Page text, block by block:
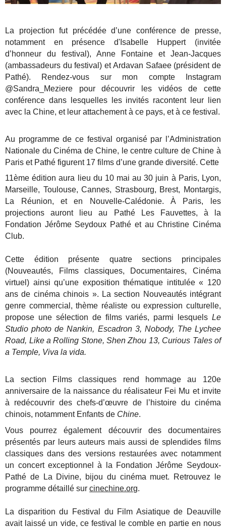
La projection fut précédée d’une conférence de presse,
notamment en présence d'Isabelle Huppert (invitée
d’honneur du festival), Anne Fontaine et Jean-Jacques
(ambassadeurs du festival) et Ardavan Safaee (président de
Pathé). Rendez-vous sur mon compte Instagram
@Sandra_Meziere pour découvrir les vidéos de cette
conférence dans lesquelles les invités racontent leur lien
avec la Chine, et leur attachement à ce pays, et à ce festival.
Au programme de ce festival organisé par l’Administration
Nationale du Cinéma de Chine, le centre culture de Chine à
Paris et Pathé figurent 17 films d’une grande diversité. Cette
11ème édition aura lieu du 10 mai au 30 juin à Paris, Lyon,
Marseille, Toulouse, Cannes, Strasbourg, Brest, Montargis,
La Réunion, et en Nouvelle-Calédonie. À Paris, les
projections auront lieu au Pathé Les Fauvettes, à la
Fondation Jérôme Seydoux Pathé et au Christine Cinéma
Club.
Cette édition présente quatre sections principales
(Nouveautés, Films classiques, Documentaires, Cinéma
virtuel) ainsi qu’une exposition thématique intitulée « 120
ans de cinéma chinois ». La section Nouveautés intégrant
genre commercial, thème réaliste ou expression culturelle,
propose une sélection de films variés, parmi lesquels Le
Studio photo de Nankin, Escadron 3, Nobody, The Lychee
Road, Like a Rolling Stone, Shen Zhou 13, Curious Tales of
a Temple, Viva la vida.
La section Films classiques rend hommage au 120e
anniversaire de la naissance du réalisateur Fei Mu et invite
à redécouvrir des chefs-d’œuvre de l’histoire du cinéma
chinois, notamment Enfants de Chine.
Vous pourrez également découvrir des documentaires
présentés par leurs auteurs mais aussi de splendides films
classiques dans des versions restaurées avec notamment
un concert exceptionnel à la Fondation Jérôme Seydoux-
Pathé de La Divine, bijou du cinéma muet. Retrouvez le
programme détaillé surcinechine.org.
La disparition du Festival du Film Asiatique de Deauville
avait laissé un vide, ce festival le comble en partie en nous